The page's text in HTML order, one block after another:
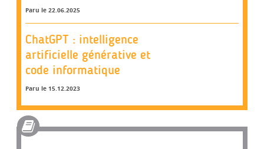
Paru le 22.06.2025
ChatGPT : intelligence
artificielle générative et
code informatique
Paru le 15.12.2023